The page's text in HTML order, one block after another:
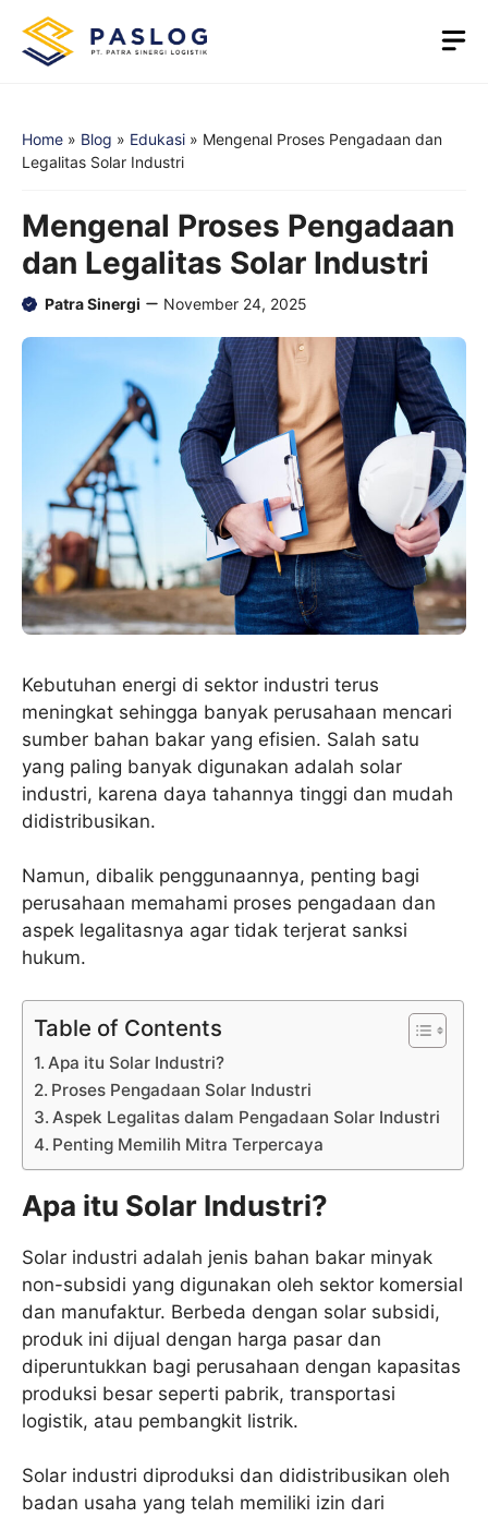
content
Home » Blog » Edukasi » Mengenal Proses Pengadaan dan
Legalitas Solar Industri
Mengenal Proses Pengadaan
dan Legalitas Solar Industri
Patra Sinergi November 24, 2025
Kebutuhan energi di sektor industri terus
meningkat sehingga banyak perusahaan mencari
sumber bahan bakar yang efisien. Salah satu
yang paling banyak digunakan adalah solar
industri, karena daya tahannya tinggi dan mudah
didistribusikan.
Namun, dibalik penggunaannya, penting bagi
perusahaan memahami proses pengadaan dan
aspek legalitasnya agar tidak terjerat sanksi
hukum.
Table of Contents
Apa itu Solar Industri?
Proses Pengadaan Solar Industri
Aspek Legalitas dalam Pengadaan Solar Industri
Penting Memilih Mitra Terpercaya
Apa itu Solar Industri?
Solar industri adalah jenis bahan bakar minyak
non-subsidi yang digunakan oleh sektor komersial
dan manufaktur. Berbeda dengan solar subsidi,
produk ini dijual dengan harga pasar dan
diperuntukkan bagi perusahaan dengan kapasitas
produksi besar seperti pabrik, transportasi
logistik, atau pembangkit listrik.
Solar industri diproduksi dan didistribusikan oleh
badan usaha yang telah memiliki izin dari